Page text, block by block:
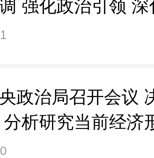
强化政治引领
防和军队现代化
政治局召开会议
析研究当前经济
总书记习近平主